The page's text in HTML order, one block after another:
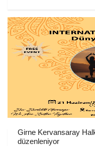
Girne Kervansaray
düzenleniyor